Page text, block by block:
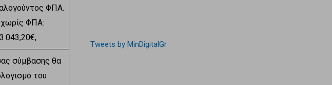
ΦΠΑ.
ΦΠΑ:
σύμβασης θα
του
Tweets by MinDigitalGr